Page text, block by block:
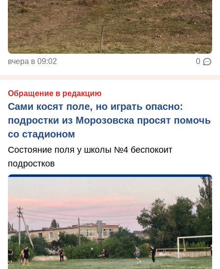
вчера в 09:02 0
Обращение в редакцию
Сами косят поле, но играть опасно:
подростки из Морозовска просят помочь
со стадионом
Состояние поля у школы №4 беспокоит
подростков